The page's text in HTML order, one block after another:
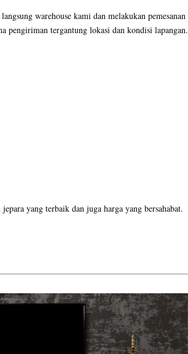
warehouse kami dan melakukan pemesanan
pengiriman tergantung lokasi dan kondisi lapangan.
yang terbaik dan juga harga yang bersahabat.